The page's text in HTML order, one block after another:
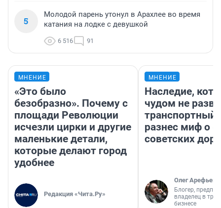
5
Молодой парень утонул в Арахлее во время
катания на лодке с девушкой
6 516 91
МНЕНИЕ
«Это было
безобразно». Почему с
площади Революции
исчезли цирки и другие
маленькие детали,
которые делают город
удобнее
Редакция «Чита.Ру»
МНЕНИЕ
Наследие,
чудом не
транспортный
разнес миф о
советских
Олег Арефьев
Блогер,
владелец в
бизнесе